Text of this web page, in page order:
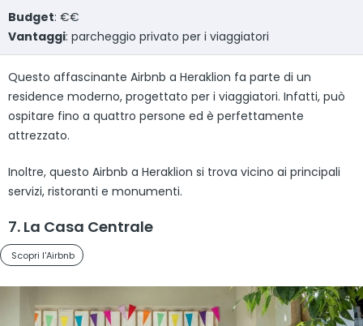
Budget: €€
Vantaggi: parcheggio privato per i viaggiatori
Questo affascinante Airbnb a Heraklion fa parte di un
residence moderno, progettato per i viaggiatori. Infatti, può
ospitare fino a quattro persone ed è perfettamente
attrezzato.
Inoltre, questo Airbnb a Heraklion si trova vicino ai principali
servizi, ristoranti e monumenti.
7. La Casa Centrale
Scopri l'Airbnb